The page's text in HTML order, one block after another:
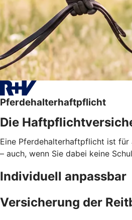
Pferdehalterhaftpflicht
Die
Eine Pferdehalterhaftpflicht ist für
– auch, wenn Sie dabei keine
Individuell anpassbar
Versicherung der